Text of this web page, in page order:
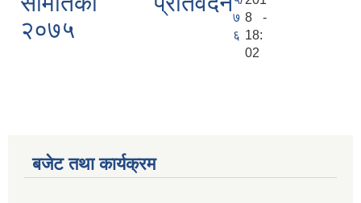
२०७५
७
६
8 -
18:
02
बजेट तथा कार्यक्रम